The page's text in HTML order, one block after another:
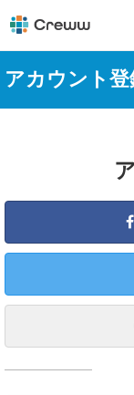
アカウント登